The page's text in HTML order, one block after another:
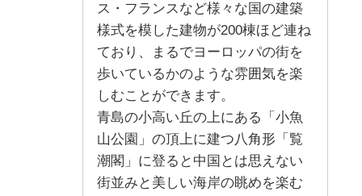
ス・フランスなど様々な国の建築
様式を模した建物が200棟ほど連ね
ており、まるでヨーロッパの街を
歩いているかのような雰囲気を楽
しむことができます。
青島の小高い丘の上にある「小魚
山公園」の頂上に建つ八角形「覧
潮閣」に登ると中国とは思えない
街並みと美しい海岸の眺めを楽む